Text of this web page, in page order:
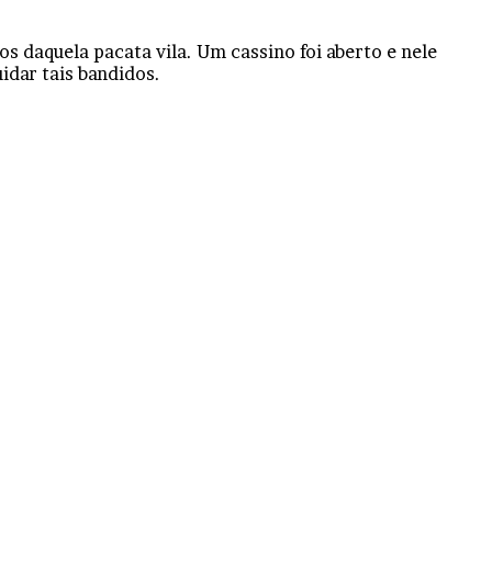
daquela pacata vila. Um cassino foi aberto e nele
tais bandidos.